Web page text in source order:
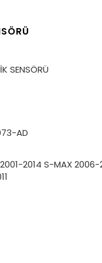
SENSÖRÜ
AD
2014 S-MAX